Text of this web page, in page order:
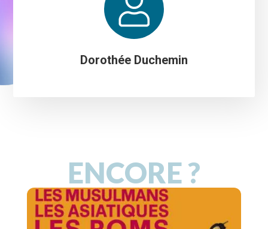
Dorothée Duchemin
ENCORE ?